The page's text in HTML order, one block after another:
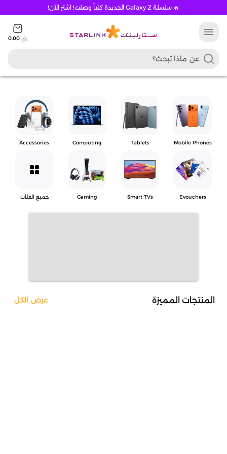
🔥 سلسلة Galaxy Z الجديدة كلياً وصلت! اشترِ الآن!
menu رق 0.00
Mobile Phones
Tablets
Computing
Accessories
Evouchers
Smart TVs
Gaming
grid_view
جميع الفئات
المنتجات المميزة عرض الكل